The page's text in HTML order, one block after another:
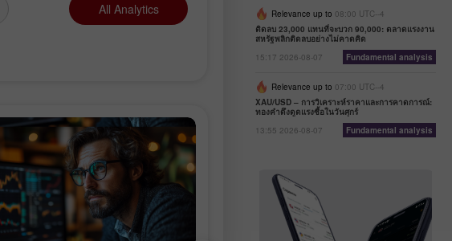
All Analytics Relevance up to 08:00 UTC--4
ติดลบ 23,000 แทนที่จะบวก 90,000: ตลาดแรงงาน
สหรัฐพลิกติดลบอย่างไม่คาดคิด
15:17 2026-08-07
Fundamental analysis
Relevance up to 07:00 UTC--4
XAU/USD – การวิเคราะห์ราคาและการคาดการณ์:
ทองคำดึงดูดแรงซื้อในวันศุกร์
13:55 2026-08-07
Fundamental analysis